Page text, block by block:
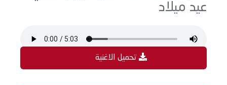
عيد ميلاد
تحميل الاغنية